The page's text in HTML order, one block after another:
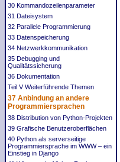
30 Kommandozeilenparameter
31 Dateisystem
32 Parallele Programmierung
33 Datenspeicherung
34 Netzwerkkommunikation
35 Debugging und
Qualitätssicherung
36 Dokumentation
Teil V Weiterführende Themen
37 Anbindung an andere
Programmiersprachen
38 Distribution von Python-Projekten
39 Grafische Benutzeroberflächen
40 Python als serverseitige
Programmiersprache im WWW – ein
Einstieg in Django